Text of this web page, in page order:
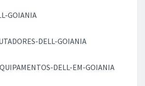
GOIANIA
DELL-GOIANIA
DELL-EM-GOIANIA